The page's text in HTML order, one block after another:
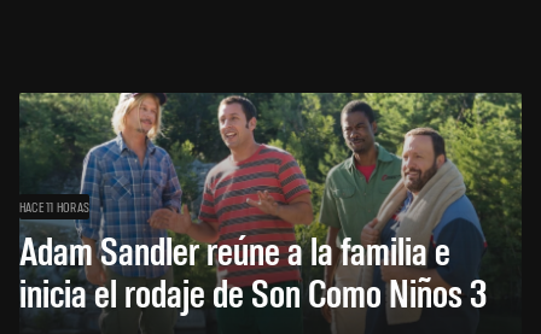
HACE 11 HORAS
Adam Sandler reúne a la familia e
inicia el rodaje de Son Como Niños 3